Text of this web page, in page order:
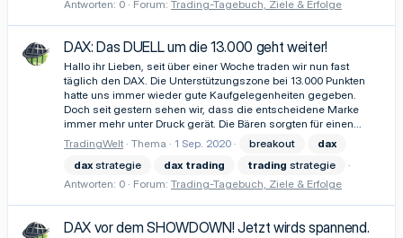
Antworten: 0
Forum: Trading-Tagebuch, Ziele & Erfolge
DAX: Das DUELL um die 13.000 geht weiter!
Hallo ihr Lieben, seit über einer Woche traden wir nun fast
täglich den DAX. Die Unterstützungszone bei 13.000 Punkten
hatte uns immer wieder gute Kaufgelegenheiten gegeben.
Doch seit gestern sehen wir, dass die entscheidene Marke
immer mehr unter Druck gerät. Die Bären sorgten für einen...
TradingWelt Thema 1 Sep. 2020 breakout
dax
daxstrategie dax trading trading strategie
Antworten: 0
Forum: Trading-Tagebuch, Ziele & Erfolge
DAX vor dem SHOWDOWN! Jetzt wirds spannend.